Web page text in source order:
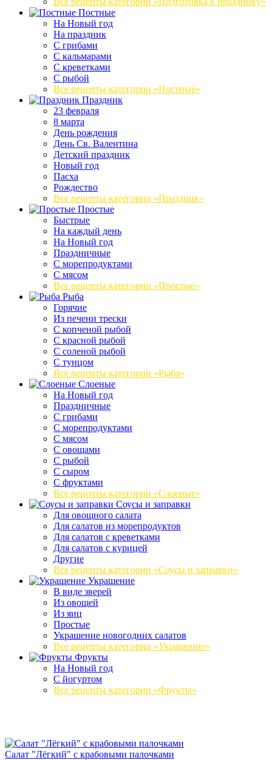
Постные
На Новый год
На праздник
С грибами
С кальмарами
С креветками
С рыбой
Все рецепты категории «Постные»
Праздник
23 февраля
8 марта
День рождения
День Св. Валентина
Детский праздник
Новый год
Пасха
Рождество
Все рецепты категории «Праздник»
Простые
Быстрые
На каждый день
На Новый год
Праздничные
С морепродуктами
С мясом
Все рецепты категории «Простые»
Рыба
Горячие
Из печени трески
С копченой рыбой
С красной рыбой
С соленой рыбой
С тунцом
Все рецепты категории «Рыба»
Слоеные
На Новый год
Праздничные
С грибами
С морепродуктами
С мясом
С овощами
С рыбой
С сыром
С фруктами
Все рецепты категории «Слоеные»
Соусы и заправки
Для овощного салата
Для салатов из морепродуктов
Для салатов с креветками
Для салатов с курицей
Другие
Все рецепты категории «Соусы и заправки»
Украшение
В виде зверей
Из овощей
Из яиц
Простые
Украшение новогодних салатов
Все рецепты категории «Украшение»
Фрукты
На Новый год
С йогуртом
Все рецепты категории «Фрукты»
Салат "Лёгкий" с крабовыми палочками